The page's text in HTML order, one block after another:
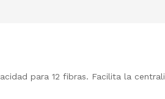
para 12 fibras. Facilita la